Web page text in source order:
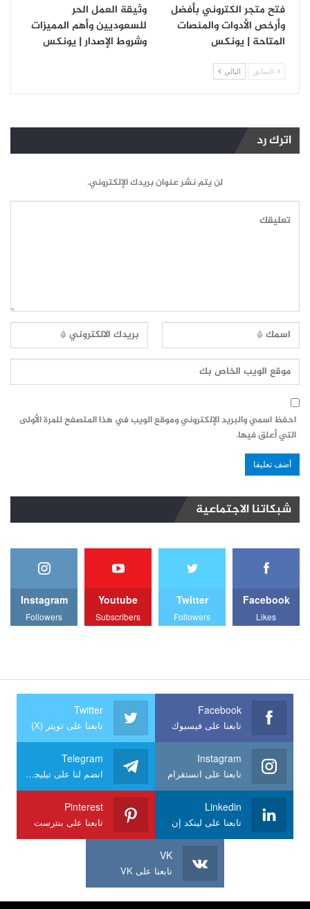
فتح متجر الكتروني بأفضل
وأرخص الأدوات والمنصات
المتاحة | يونكس
وثيقة العمل الحر
للسعوديين وأهم المميزات
وشروط الإصدار | يونكس
السابق التالي
اترك رد
لن يتم نشر عنوان بريدك الإلكتروني.
احفظ اسمي والبريد الإلكتروني وموقع الويب في هذا المتصفح للمرة الأولى
التي أعلق فيها.
شبكاتنا الاجتماعية
Facebook
Likes
Twitter
Followers
Youtube
Subscribers
Instagram
Followers
Facebook
تابعنا على فيسبوك
Twitter
تابعنا على تويتر (X)
Instagram
تابعنا على انستقرام
Telegram
انضم لنا على تيليجرام
Linkedin
تابعنا على لينكد إن
Pinterest
تابعنا على بنترست
VK
تابعنا على VK